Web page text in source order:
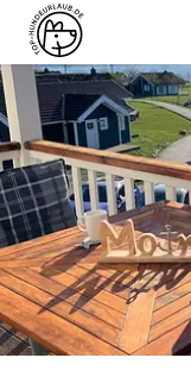
DIREKT BUCHBAR